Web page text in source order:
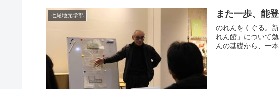
七尾地元学部 また一歩、能
のれんをくぐる。
れん館」について
んの基礎から、一